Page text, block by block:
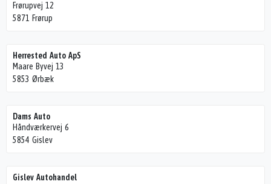
Frørupvej 12
5871 Frørup
Herrested Auto ApS
Maare Byvej 13
5853 Ørbæk
Dams Auto
Håndværkervej 6
5854 Gislev
Gislev Autohandel